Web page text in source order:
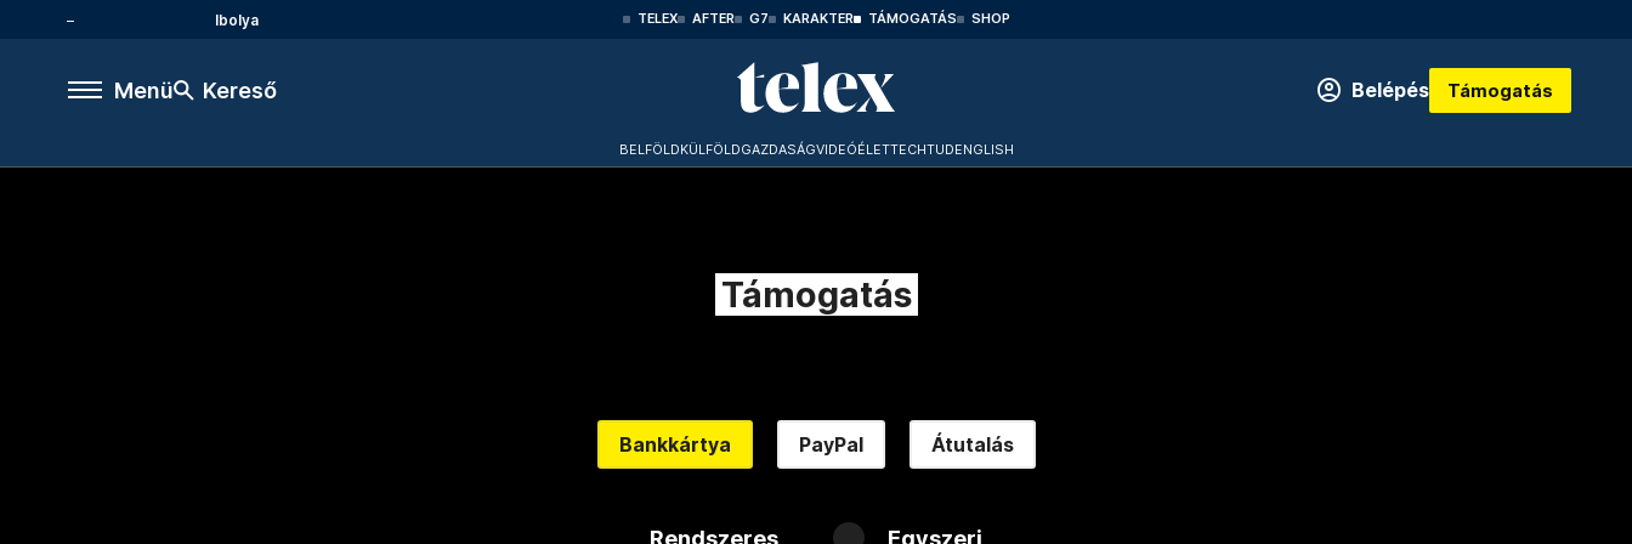
Ibolya TELEX AFTER G7 KARAKTER TÁMOGATÁS SHOP
Menü Kereső Belépés Támogatás
BELFÖLDKÜLFÖLDGAZDASÁGVIDEÓÉLETTECHTUDENGLISH
Támogatás
Bankkártya PayPal Átutalás
Rendszeres Egyszeri